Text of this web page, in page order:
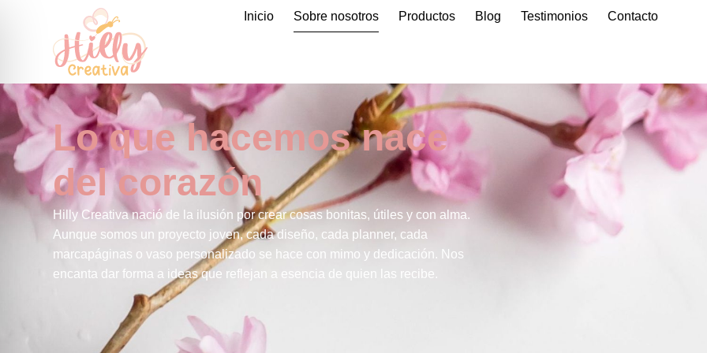
Inicio Sobre nosotros Productos Blog Testimonios Contacto
Lo que hacemos nace
del corazón
Hilly Creativa nació de la ilusión por crear cosas bonitas, útiles y con alma.
Aunque somos un proyecto joven, cada diseño, cada planner, cada
marcapáginas o vaso personalizado se hace con mimo y dedicación. Nos
encanta dar forma a ideas que reflejan a esencia de quien las recibe.